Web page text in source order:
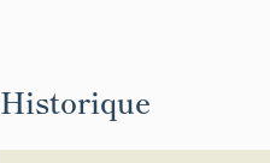
Historique